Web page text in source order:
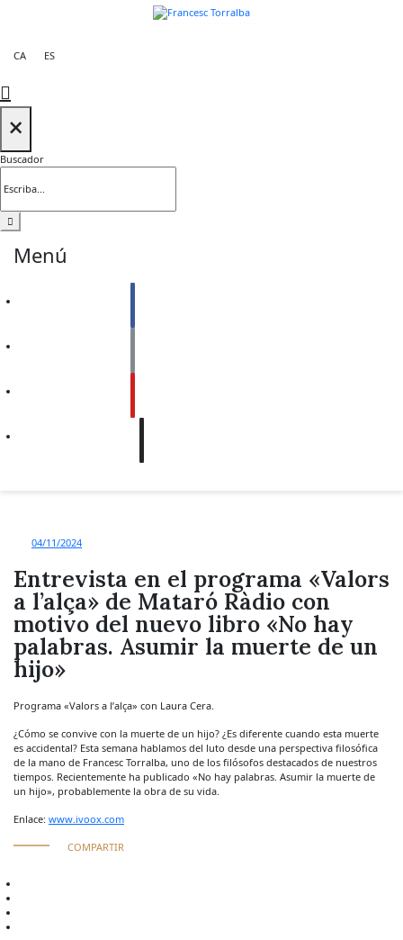
CA ES
×
Buscador
Menú
04/11/2024
Entrevista en el programa «Valors
a l’alça» de Mataró Ràdio con
motivo del nuevo libro «No hay
palabras. Asumir la muerte de un
hijo»
Programa «Valors a l’alça» con Laura Cera.
¿Cómo se convive con la muerte de un hijo? ¿Es diferente cuando esta muerte
es accidental? Esta semana hablamos del luto desde una perspectiva filosófica
de la mano de Francesc Torralba, uno de los filósofos destacados de nuestros
tiempos. Recientemente ha publicado «No hay palabras. Asumir la muerte de
un hijo», probablemente la obra de su vida.
Enlace: www.ivoox.com
COMPARTIR